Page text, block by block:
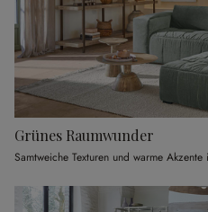
Grünes Raumwunder
Samtweiche Texturen und warme